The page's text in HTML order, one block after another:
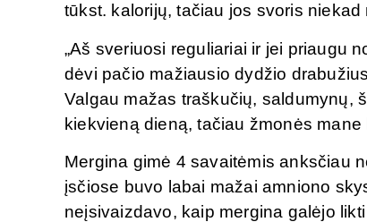
tūkst. kalorijų, tačiau jos svoris
„Aš sveriuosi reguliariai ir jei priaugu
dėvi pačio mažiausio dydžio
Valgau mažas traškučių, saldumynų,
kiekvieną dieną, tačiau žmonės
Mergina gimė 4 savaitėmis anksčiau
įsčiose buvo labai mažai amniono
neįsivaizdavo, kaip mergina galėjo